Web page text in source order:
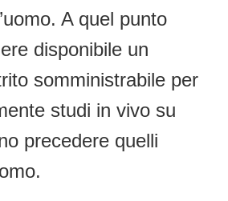
A quel punto
disponibile un
somministrabile per
studi in vivo su
precedere quelli